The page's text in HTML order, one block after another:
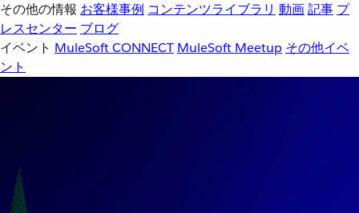
その他の情報 お客様事例 コンテンツライブラリ 動画記事 プ
レスセンター ブログ
イベント MuleSoft CONNECT MuleSoft Meetup その他イベ
ント